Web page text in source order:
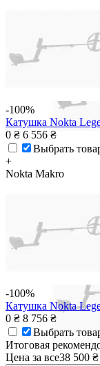
-100%
Катушка Nokta
0 ₴ 6 556 ₴
Выбрать
+
Nokta Makro
-100%
Катушка Nokta
0 ₴ 8 756 ₴
Выбрать
Итоговая
Цена за все38 500 ₴